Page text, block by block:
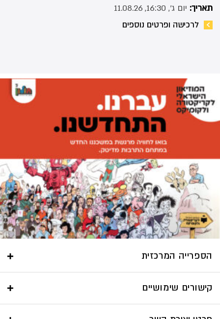
תאריך: יום ג׳, 16:30, 11.08.26
לרכישה ופרטים נוספים
הספרייה המרכזית
קישורים שימושיים